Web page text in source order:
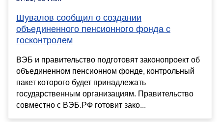
Шувалов сообщил о создании
объединенного пенсионного фонда с
госконтролем
ВЭБ и правительство подготовят законопроект об
объединенном пенсионном фонде, контрольный
пакет которого будет принадлежать
государственным организациям. Правительство
совместно с ВЭБ.РФ готовит зако...